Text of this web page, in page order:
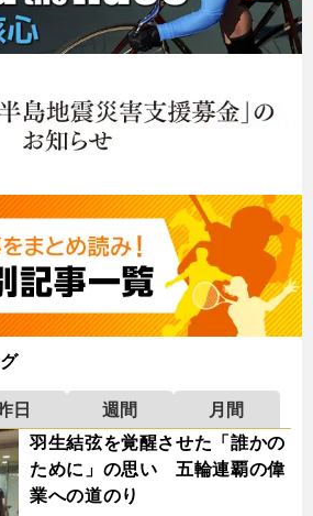
日 週間
月間
羽生結弦を覚醒させた「誰かの
ために」の思い 五輪連覇の偉
業への道のり